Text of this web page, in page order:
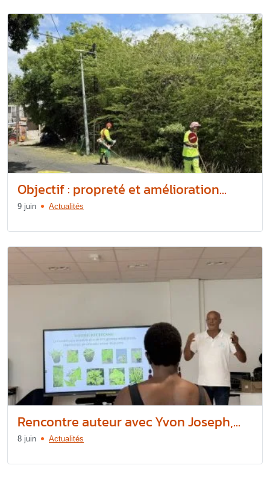
Objectif : propreté et amélioration...
9 juin Actualités
Rencontre auteur avec Yvon Joseph,...
8 juin Actualités